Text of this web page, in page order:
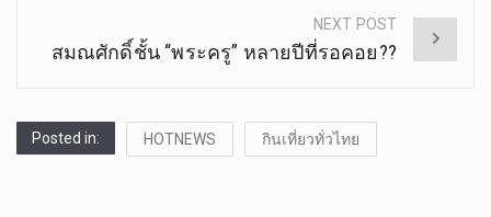
NEXT POST
สมณศักดิ์ชั้น “พระครู” หลายปีที่รอคอย??
Posted in: HOTNEWS กินเที่ยวทั่วไทย